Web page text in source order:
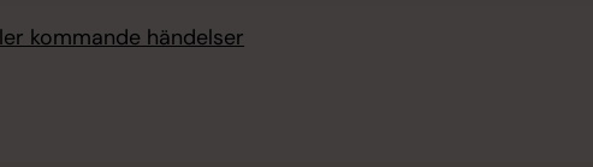
kommande händelser